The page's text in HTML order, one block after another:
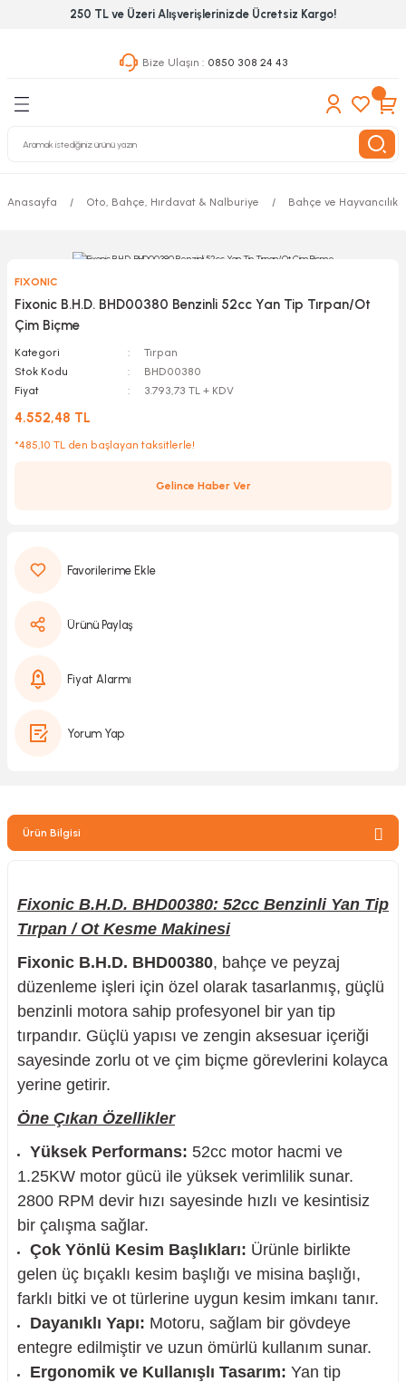
250 TL ve Üzeri Alışverişlerinizde Ücretsiz Kargo!
Bize Ulaşın : 0850 308 24 43
Geri Dön
Geri Dön
& Nalburiye
Grubu
Geri Dön
Anasayfa Oto, Bahçe, Hırdavat & Nalburiye Bahçe ve Hayvancılık
FIXONIC
Fixonic B.H.D. BHD00380 Benzinli 52cc Yan Tip Tırpan/Ot
Çim Biçme
Kategori
Tırpan
Stok Kodu
BHD00380
Fiyat
3.793,73 TL + KDV
4.552,48 TL
*485,10 TL den başlayan taksitlerle!
Gelince Haber Ver
Ürünü Paylaş
Fiyat Alarmı
Yorum Yap
Ürün Bilgisi
Fixonic B.H.D. BHD00380: 52cc Benzinli Yan Tip
Tırpan / Ot Kesme Makinesi
Fixonic B.H.D. BHD00380, bahçe ve peyzaj
düzenleme işleri için özel olarak tasarlanmış, güçlü
benzinli motora sahip profesyonel bir yan tip
tırpandır. Güçlü yapısı ve zengin aksesuar içeriği
sayesinde zorlu ot ve çim biçme görevlerini kolayca
yerine getirir.
Öne Çıkan Özellikler
Yüksek Performans: 52cc motor hacmi ve
1.25KW motor gücü ile yüksek verimlilik sunar.
2800 RPM devir hızı sayesinde hızlı ve kesintisiz
bir çalışma sağlar.
Çok Yönlü Kesim Başlıkları: Ürünle birlikte
gelen üç bıçaklı kesim başlığı ve misina başlığı,
farklı bitki ve ot türlerine uygun kesim imkanı tanır.
Dayanıklı Yapı: Motoru, sağlam bir gövdeye
entegre edilmiştir ve uzun ömürlü kullanım sunar.
Ergonomik ve Kullanışlı Tasarım: Yan tip